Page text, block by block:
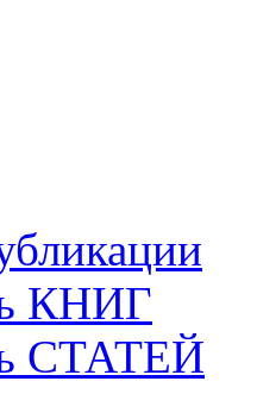
КНИГ
СТАТЕЙ